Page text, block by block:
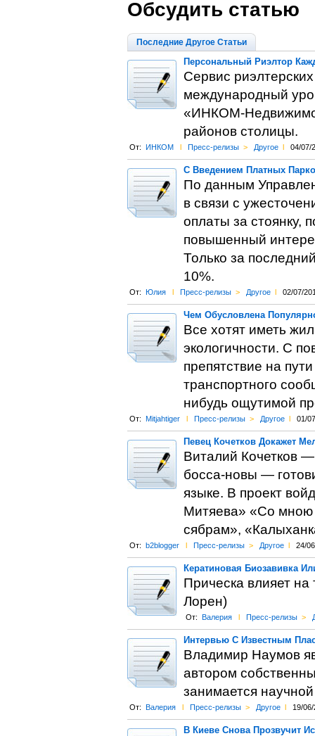
Обсудить статью
Последние Другое Статьи
Персональный Риэлтор
Сервис
международный
«ИНКОМ-
районов столицы.
От: ИНКОМ l Пресс-релизы > Другое l 04/07/
С Введением Платных
По данным
в связи с
оплаты за стоянку,
повышенный
Только за
10%.
От: Юлия l Пресс-релизы > Другое l 02/07/
Чем Обусловлена
Все хотят иметь
экологичности. С
препятствие на
транспортного
нибудь ощутимой
От: Mitjahtiger l Пресс-релизы > Другое l 01/
Певец Кочетков Докажет
Виталий Кочетков
босса-новы —
языке. В проект
Митяева» «Со мною
сябрам»,
От: b2blogger l Пресс-релизы > Другое l 24/
Кератиновая Биозавивка
Прическа влияет на
Лорен)
От: Валерия l Пресс-релизы >
Интервью С Известным
Владимир Наумов
автором
занимается
От: Валерия l Пресс-релизы > Другое l 19/
В Киеве Снова Прозвучит